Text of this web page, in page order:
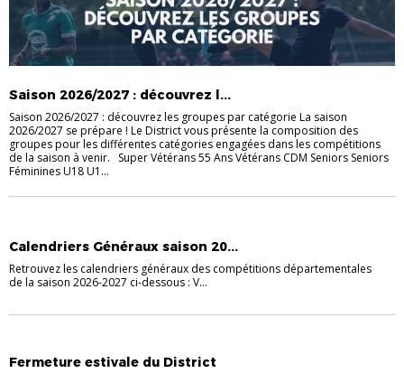
Saison 2026/2027 : découvrez l...
Saison 2026/2027 : découvrez les groupes par catégorie La saison
2026/2027 se prépare ! Le District vous présente la composition des
groupes pour les différentes catégories engagées dans les compétitions
de la saison à venir. Super Vétérans 55 Ans Vétérans CDM Seniors Seniors
Féminines U18 U1...
Calendriers Généraux saison 20...
Retrouvez les calendriers généraux des compétitions départementales
de la saison 2026-2027 ci-dessous : V...
Fermeture estivale du District